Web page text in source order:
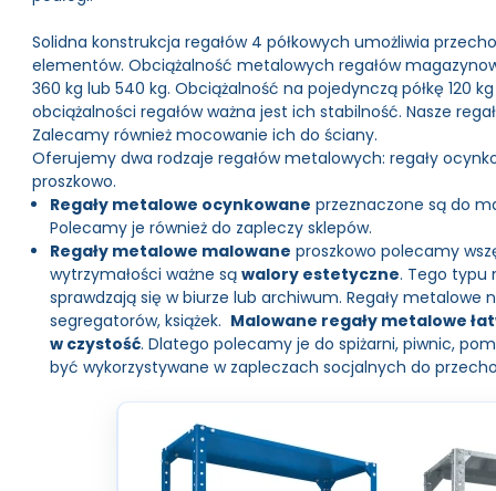
Solidna konstrukcja regałów 4 półkowych umożliwia
elementów. Obciążalność metalowych regałów
360 kg lub 540 kg. Obciążalność na pojedynczą półkę 120
obciążalności regałów ważna jest ich stabilność. Nasze
Zalecamy również mocowanie ich do ściany.
Oferujemy dwa rodzaje regałów metalowych: regały
proszkowo.
Regały metalowe ocynkowane przeznaczone są do
Polecamy je również do zapleczy sklepów.
Regały metalowe malowane proszkowo polecamy
wytrzymałości ważne sąwalory estetyczne. Tego typu
sprawdzają się w biurze lub archiwum. Regały metalowe
segregatorów, książek. Malowane regały metalowe
w czystość. Dlatego polecamy je do spiżarni, piwnic,
być wykorzystywane w zapleczach socjalnych do